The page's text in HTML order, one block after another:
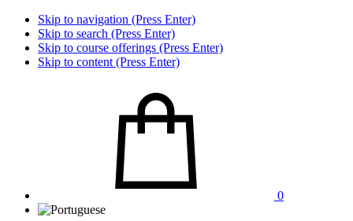
Skip to navigation (Press Enter)
Skip to search (Press Enter)
Skip to course offerings (Press Enter)
Skip to content (Press Enter)
0